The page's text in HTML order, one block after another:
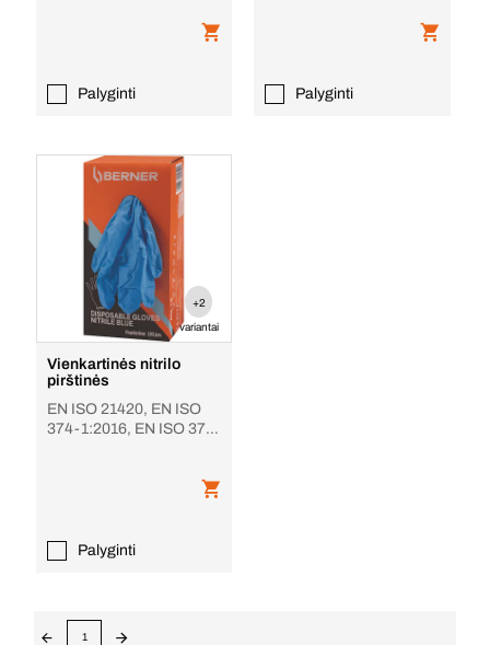
Palyginti Palyginti
+2
variantai
Vienkartinės nitrilo
pirštinės
EN ISO 21420, EN ISO
374-1:2016, EN ISO 374-
Palyginti
1